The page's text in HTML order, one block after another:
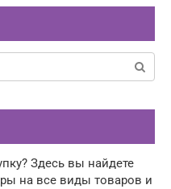
Здесь вы найдете
на все виды товаров и